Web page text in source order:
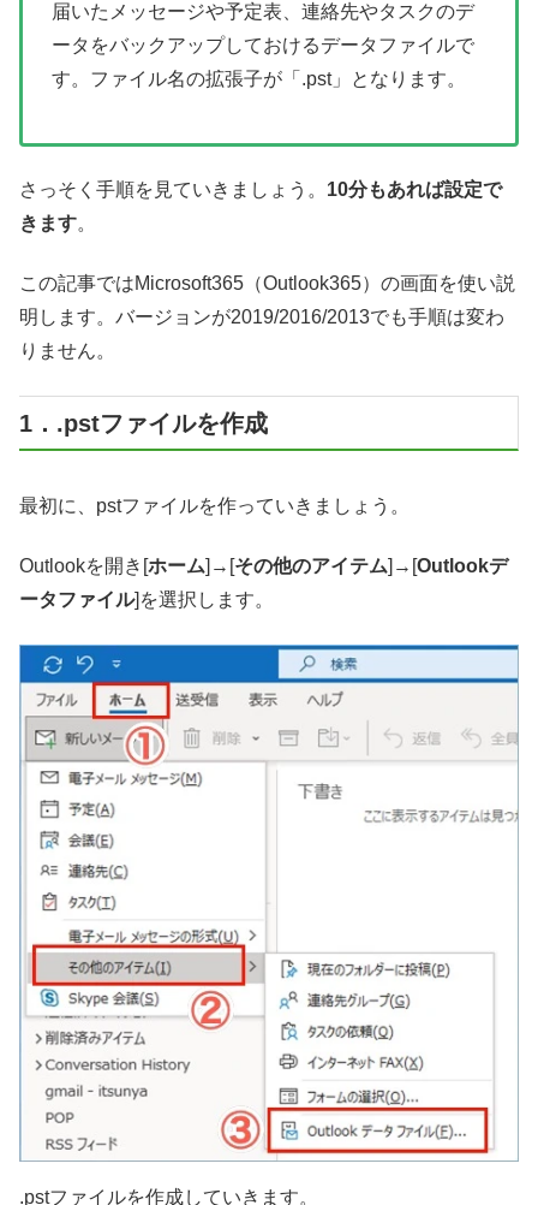
届いたメッセージや予定表、連絡先やタスクのデ
ータをバックアップしておけるデータファイルで
す。ファイル名の拡張子が「.pst」となります。
さっそく手順を見ていきましょう。 10分もあれば設定で
きます。
この記事ではMicrosoft365（Outlook365）の画面を使い説
明します。バージョンが2019/2016/2013でも手順は変わ
りません。
1．.pstファイルを作成
最初に、pstファイルを作っていきましょう。
Outlookを開き[ホーム]→[その他のアイテム]→[Outlookデ
ータファイル]を選択します。
.pstファイルを作成していきます。